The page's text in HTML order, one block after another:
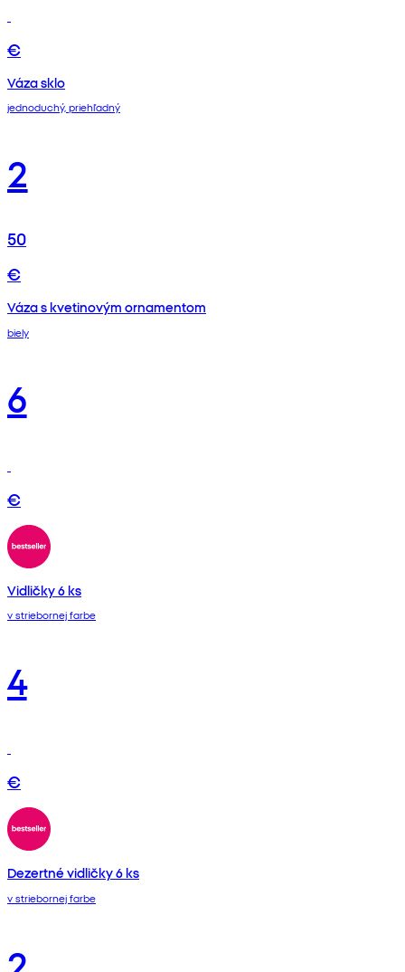
€
Váza sklo
jednoduchý, priehľadný
2
50
€
Váza s kvetinovým ornamentom
biely
6
€
Vidličky 6 ks
v striebornej farbe
4
€
Dezertné vidličky 6 ks
v striebornej farbe
2